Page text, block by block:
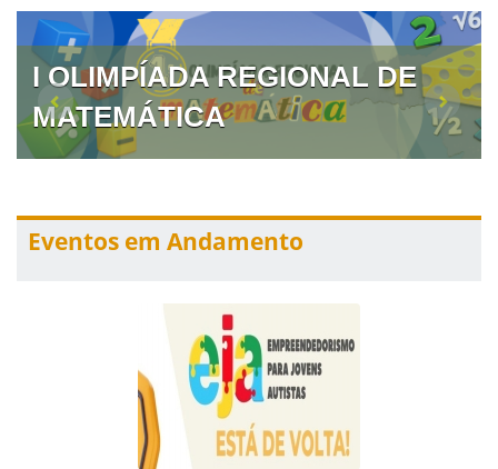
I OLIMPÍADA REGIONAL DE
MATEMÁTICA
Eventos em Andamento